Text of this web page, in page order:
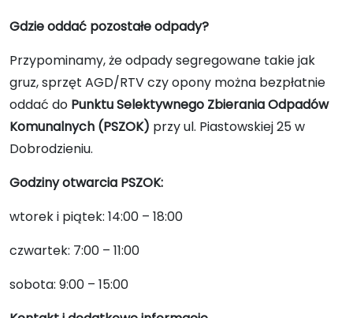
Gdzie oddać pozostałe odpady?
Przypominamy, że odpady segregowane takie jak
gruz, sprzęt AGD/RTV czy opony można bezpłatnie
oddać do Punktu Selektywnego Zbierania Odpadów
Komunalnych (PSZOK) przy ul. Piastowskiej 25 w
Dobrodzieniu.
Godziny otwarcia PSZOK:
wtorek i piątek: 14:00 – 18:00
czwartek: 7:00 – 11:00
sobota: 9:00 – 15:00